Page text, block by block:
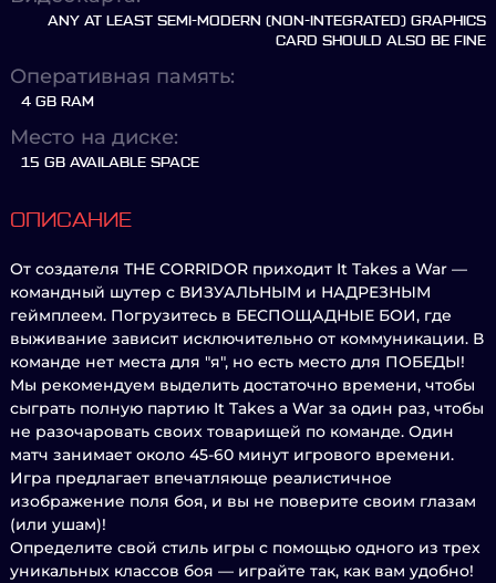
ANY AT LEAST SEMI-MODERN (NON-INTEGRATED) GRAPHICS
CARD SHOULD ALSO BE FINE
Оперативная память:
4 GB RAM
Место на диске:
15 GB AVAILABLE SPACE
ОПИСАНИЕ
От создателя THE CORRIDOR приходит It Takes a War —
командный шутер с ВИЗУАЛЬНЫМ и НАДРЕЗНЫМ
геймплеем. Погрузитесь в БЕСПОЩАДНЫЕ БОИ, где
выживание зависит исключительно от коммуникации. В
команде нет места для "я", но есть место для ПОБЕДЫ!
Мы рекомендуем выделить достаточно времени, чтобы
сыграть полную партию It Takes a War за один раз, чтобы
не разочаровать своих товарищей по команде. Один
матч занимает около 45-60 минут игрового времени.
Игра предлагает впечатляюще реалистичное
изображение поля боя, и вы не поверите своим глазам
(или ушам)!
Определите свой стиль игры с помощью одного из трех
уникальных классов боя — играйте так, как вам удобно!